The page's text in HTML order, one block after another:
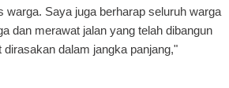
warga. Saya juga berharap seluruh warga
dan merawat jalan yang telah dibangun
dalam jangka panjang,"